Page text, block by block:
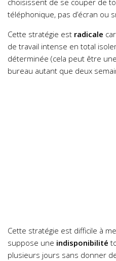
choisissent de se couper de
téléphonique, pas d’écran ou
Cette stratégie est radicale
de travail intense en total
déterminée (cela peut être
bureau autant que deux
Cette stratégie est difficile à
suppose une indisponibilité
plusieurs jours sans donner